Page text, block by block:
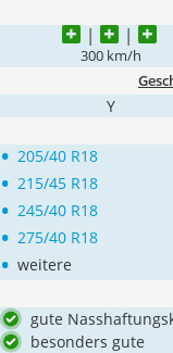
300 km/h
Y
• 205/40 R18
• 215/45 R18
• 245/40 R18
• 275/40 R18
• weitere
gute
besonders gute